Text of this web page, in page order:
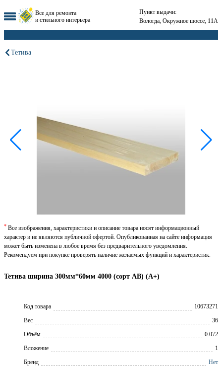
Все для ремонта
и стильного интерьера
Пункт выдачи:
Вологда, Окружное шоссе, 11А
Тетива
Тетива ширина 300мм*60мм 4000 (сорт АВ) (А+)
Код товара
10673271
Вес
36
Объём
0.072
Вложение
1
Брeнд
Нет
* Все изображения, характеристики и описание товара носят информационный
характер и не являются публичной офертой. Опубликованная на сайте информация
может быть изменена в любое время без предварительного уведомления.
Рекомендуем при покупке проверять наличие желаемых функций и характеристик.